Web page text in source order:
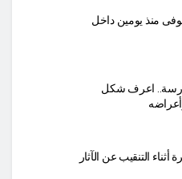
منذ يومين داخل
بالمدرسة.. اعرف شكل
التنقيب عن الآثار